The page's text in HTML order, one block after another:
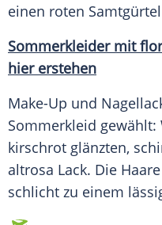
einen roten
Sommerkleider mit
hier erstehen
Make-Up und
Sommerkleid gewählt:
kirschrot glänzten,
altrosa Lack. Die
schlicht zu einem